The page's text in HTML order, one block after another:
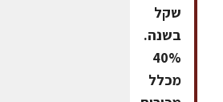
שקל
בשנה.
40%
מכלל